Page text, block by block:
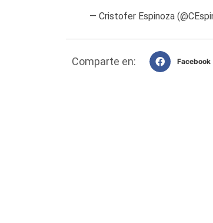
— Cristofer Espinoza
Comparte en: Facebook